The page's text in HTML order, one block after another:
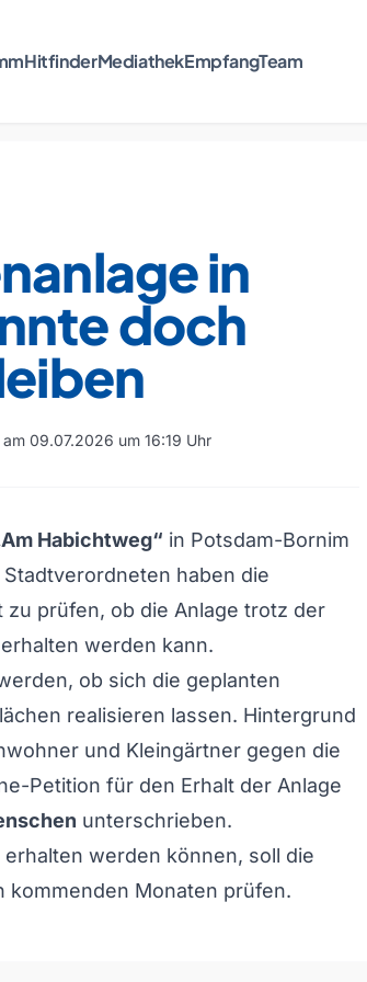
HitfinderMediathekEmpfangTeam
in
doch
09.07.2026 um 16:19 Uhr
Habichtweg“ in Potsdam-Bornim
haben die
prüfen, ob die Anlage trotz der
werden kann.
ob sich die geplanten
realisieren lassen. Hintergrund
und Kleingärtner gegen die
Petition für den Erhalt der Anlage
unterschrieben.
werden können, soll die
kommenden Monaten prüfen.